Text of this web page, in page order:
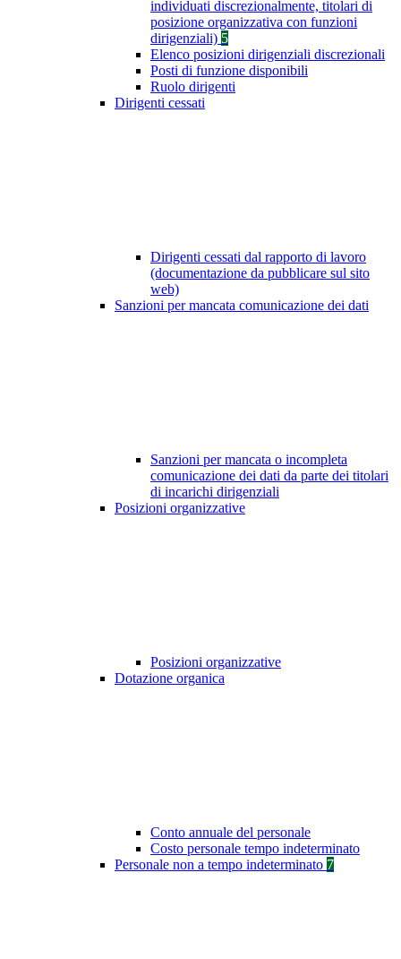
individuati discrezionalmente, titolari di
posizione organizzativa con funzioni
dirigenziali) 5
Elenco posizioni dirigenziali discrezionali
Posti di funzione disponibili
Ruolo dirigenti
Dirigenti cessati
Dirigenti cessati dal rapporto di lavoro
(documentazione da pubblicare sul sito
web)
Sanzioni per mancata comunicazione dei dati
Sanzioni per mancata o incompleta
comunicazione dei dati da parte dei titolari
di incarichi dirigenziali
Posizioni organizzative
Posizioni organizzative
Dotazione organica
Conto annuale del personale
Costo personale tempo indeterminato
Personale non a tempo indeterminato 7